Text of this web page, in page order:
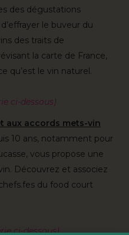
des dégustations
le buveur du
des traits de
la carte de France,
qu’est le vin naturel.
ci-dessous)
aux accords mets-vin
10 ans, notamment pour
vous propose une
Découvrez et associez
du food court
ci-dessous)